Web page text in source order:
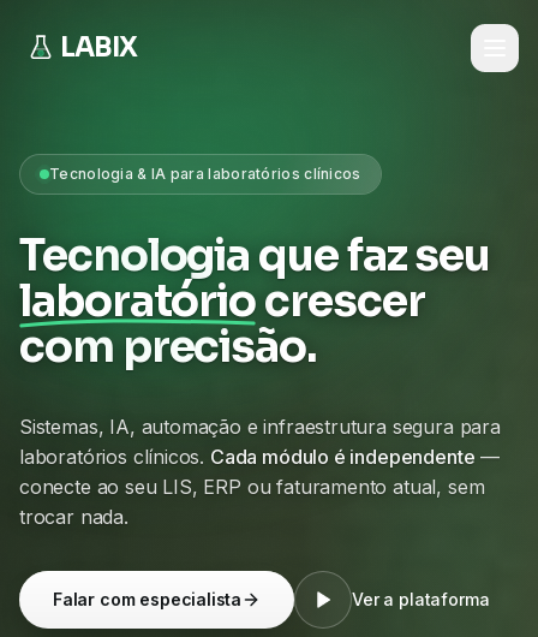
LABIX
Tecnologia & IA para laboratórios clínicos
Tecnologia que faz seu
laboratóriocrescer
com precisão.
Sistemas, IA, automação e infraestrutura segura para
laboratórios clínicos. Cada módulo é independente —
conecte ao seu LIS, ERP ou faturamento atual, sem
trocar nada.
Falar com especialista Ver a plataforma